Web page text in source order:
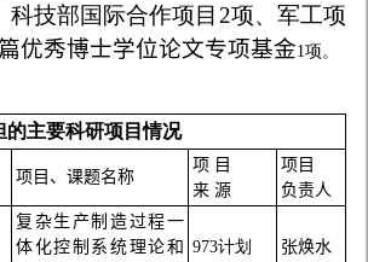
科技部国际合作项目2项、军工项
优秀博士学位论文专项基金1项。
的主要科研项目情况
项目、课题名称
项 目
来 源
项目
负责人
复杂生产制造过程一
体化控制系统理论和 973计划 张焕水